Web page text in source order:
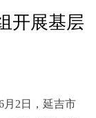
开展基层
2日，延吉市